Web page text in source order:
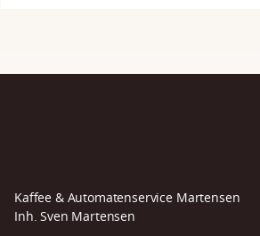
Kaffee & Automatenservice Martensen
Inh. Sven Martensen